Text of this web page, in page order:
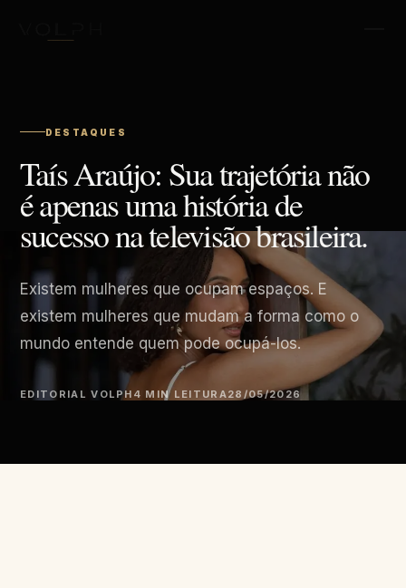
DESTAQUES
Taís Araújo: Sua trajetória não
é apenas uma história de
sucesso na televisão brasileira.
Existem mulheres que ocupam espaços. E
existem mulheres que mudam a forma como o
mundo entende quem pode ocupá-los.
EDITORIAL VOLPH 4 MIN LEITURA28/05/2026